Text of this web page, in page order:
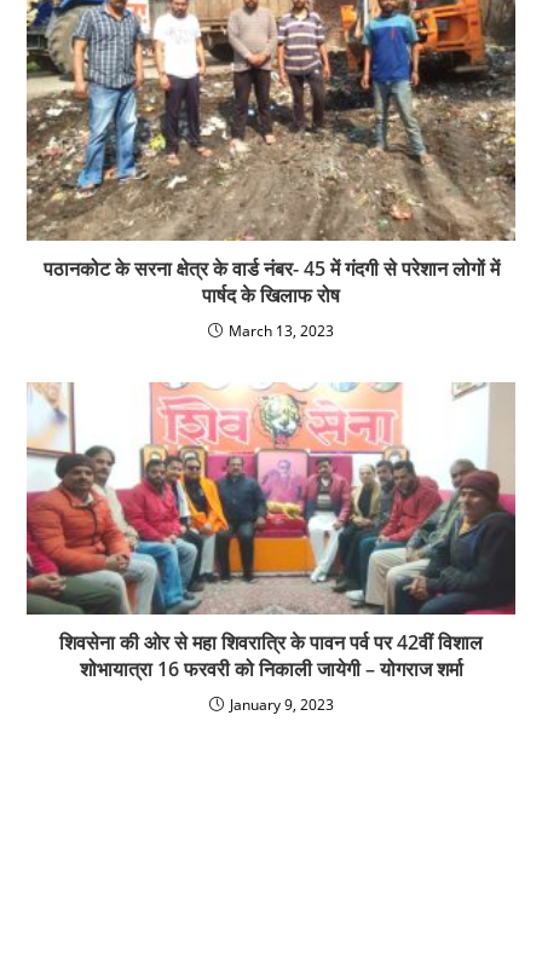
पठानकोट के सरना क्षेत्र के वार्ड नंबर- 45 में गंदगी से परेशान लोगों में
पार्षद के खिलाफ रोष
March 13, 2023
शिवसेना की ओर से महा शिवरात्रि के पावन पर्व पर 42वीं विशाल
शोभायात्रा 16 फरवरी को निकाली जायेगी – योगराज शर्मा
January 9, 2023